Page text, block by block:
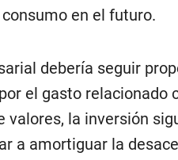
en el futuro.
debería seguir
el gasto relacionado
valores, la inversión
a amortiguar la